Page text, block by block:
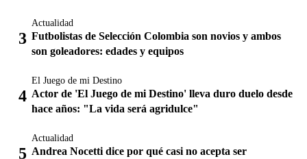
Actualidad
Futbolistas de Selección Colombia son novios y ambos
son goleadores: edades y equipos
El Juego de mi Destino
Actor de 'El Juego de mi Destino' lleva duro duelo desde
hace años: "La vida será agridulce"
Actualidad
Andrea Nocetti dice por qué casi no acepta ser